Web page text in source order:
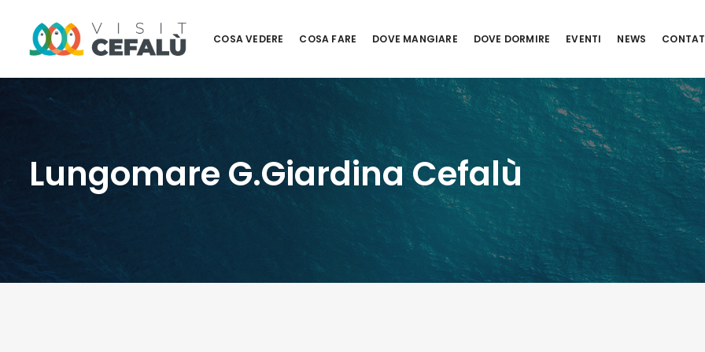
COSA VEDERE COSA FARE DOVE MANGIARE DOVE DORMIRE EVENTI NEWS
Lungomare G.Giardina Cefalù